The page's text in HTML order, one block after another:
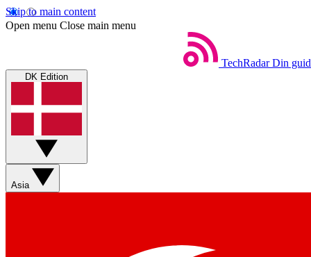
Skip to main content
Open menu Close main menu
TechRadar Din
DK Edition
Asia